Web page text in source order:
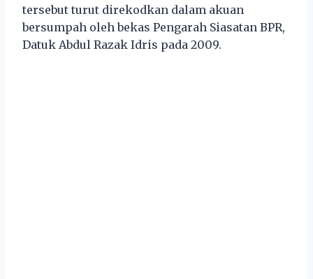
tersebut turut direkodkan dalam akuan
bersumpah oleh bekas Pengarah Siasatan BPR,
Datuk Abdul Razak Idris pada 2009.